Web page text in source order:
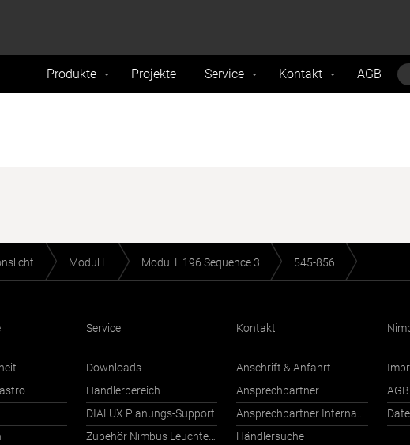
Produkte Projekte Service Kontakt AGB
Modul L Modul L 196 Sequence 3 545-856
Service
Downloads
Händlerbereich
DIALUX Planungs-Support
Zubehör Nimbus Leuchten mit Häfele Connect
Kontakt
Anschrift & Anfahrt
Ansprechpartner
Ansprechpartner International
Händlersuche
AGB